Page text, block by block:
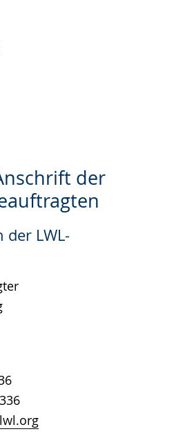
der
der LWL-